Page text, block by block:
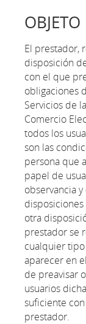
OBJETO
El prestador,
disposición
con el que
obligaciones
Servicios de
Comercio
todos los
son las
persona que
papel de
observancia
otra
prestador se
cualquier
aparecer en
de preavisar
usuarios
suficiente
prestador.